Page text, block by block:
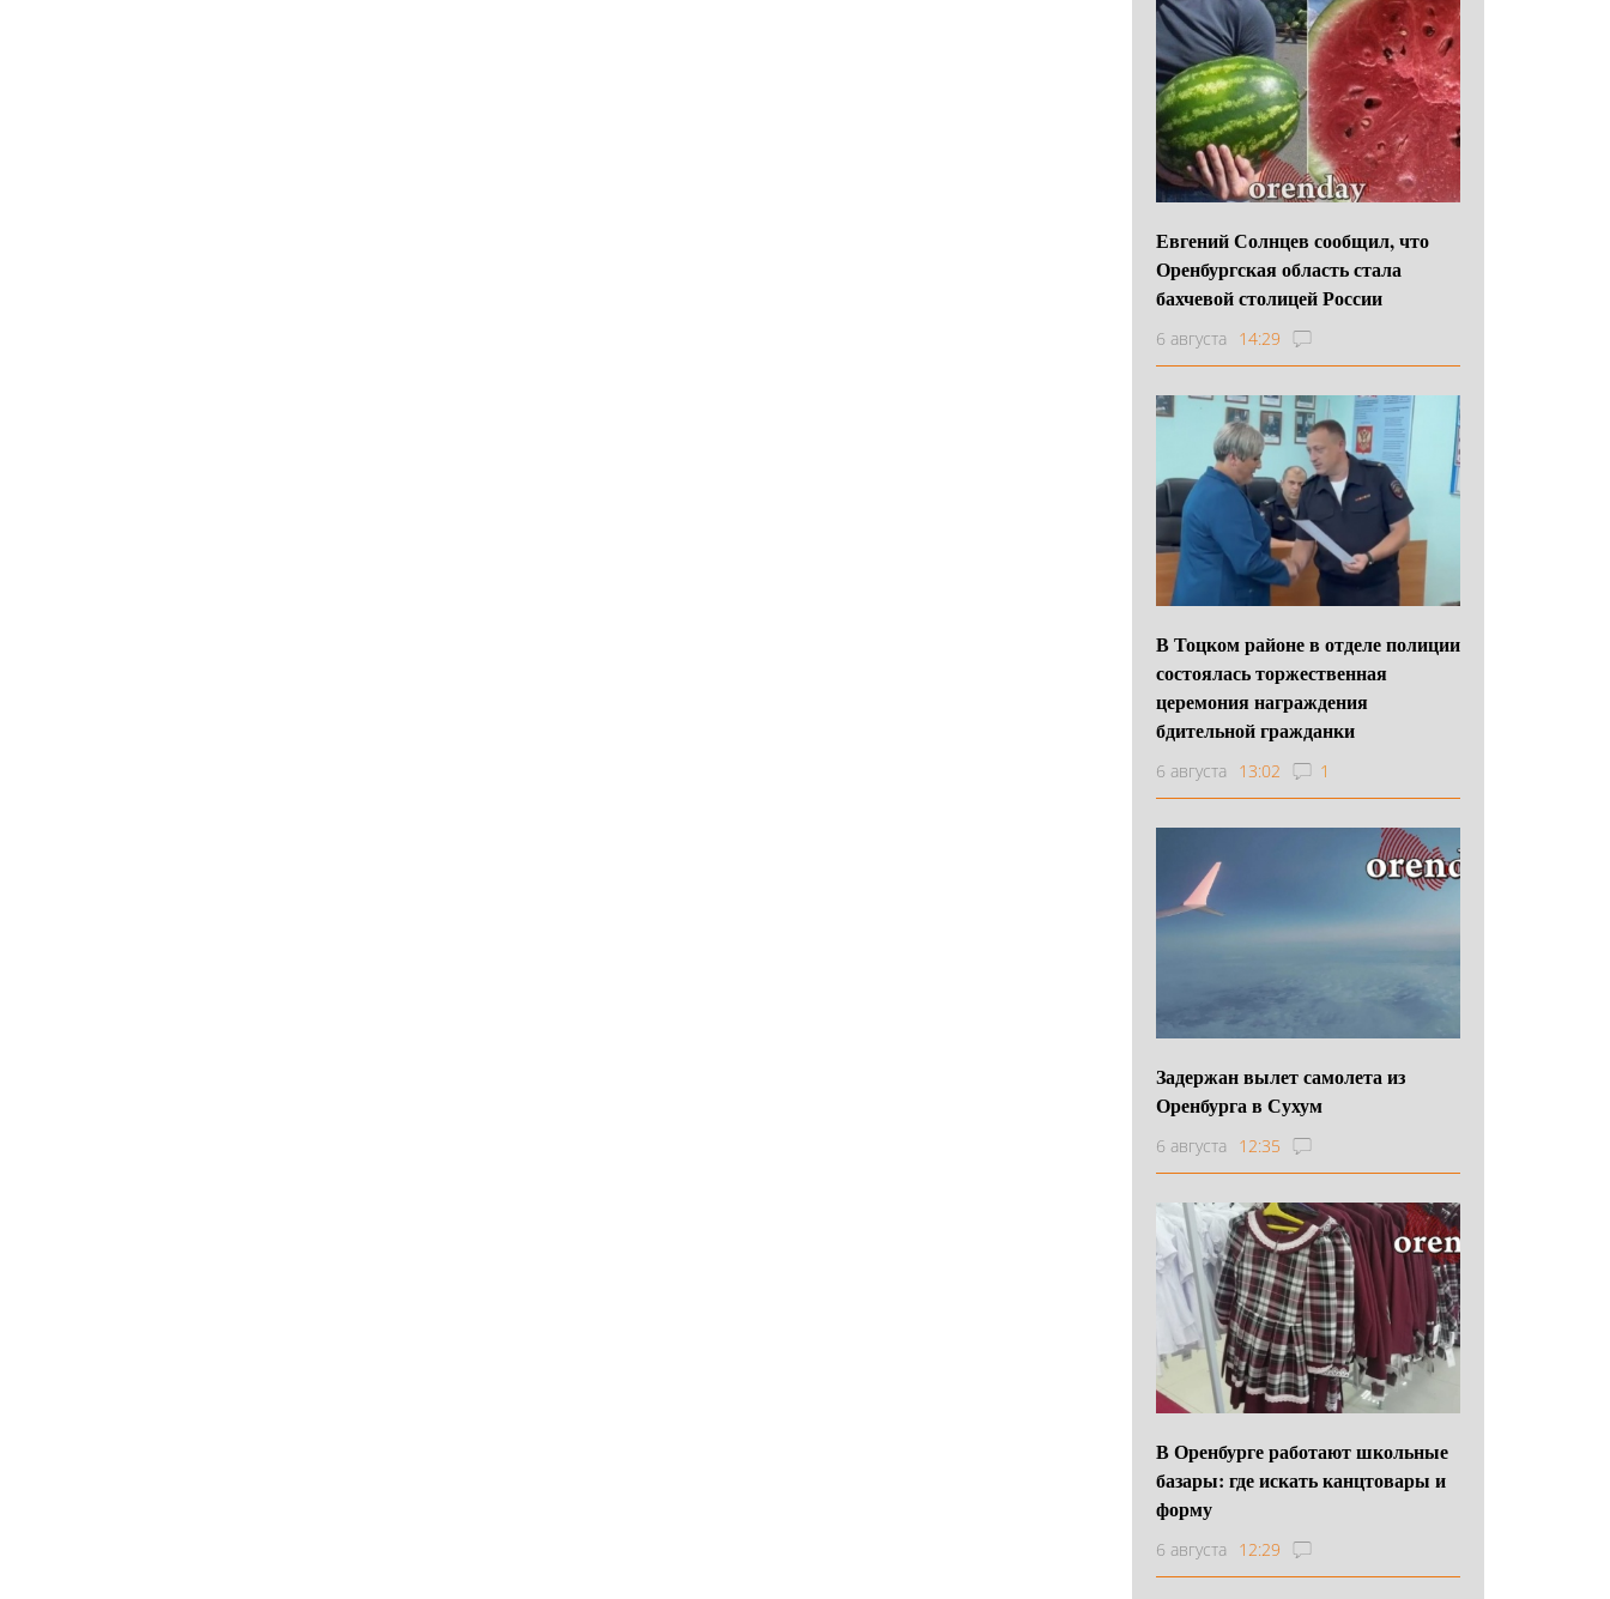
Евгений Солнцев сообщил, что
Оренбургская область стала
бахчевой столицей России
6 августа 14:29
В Тоцком районе в отделе полиции
состоялась торжественная
церемония награждения
бдительной гражданки
6 августа 13:02 1
Задержан вылет самолета из
Оренбурга в Сухум
6 августа 12:35
В Оренбурге работают школьные
базары: где искать канцтовары и
форму
6 августа 12:29